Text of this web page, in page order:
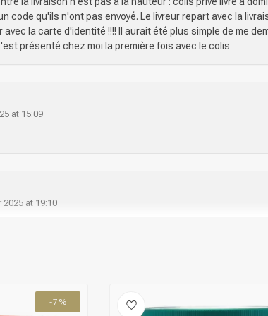
code qu'ils n'ont pas envoyé. Le livreur repart avec la
la carte d'identité !!!! Il aurait été plus simple de me
présenté chez moi la première fois avec le colis
at 15:09
2025 at 19:10
et je recommande vivement
2025 at 18:41-7%